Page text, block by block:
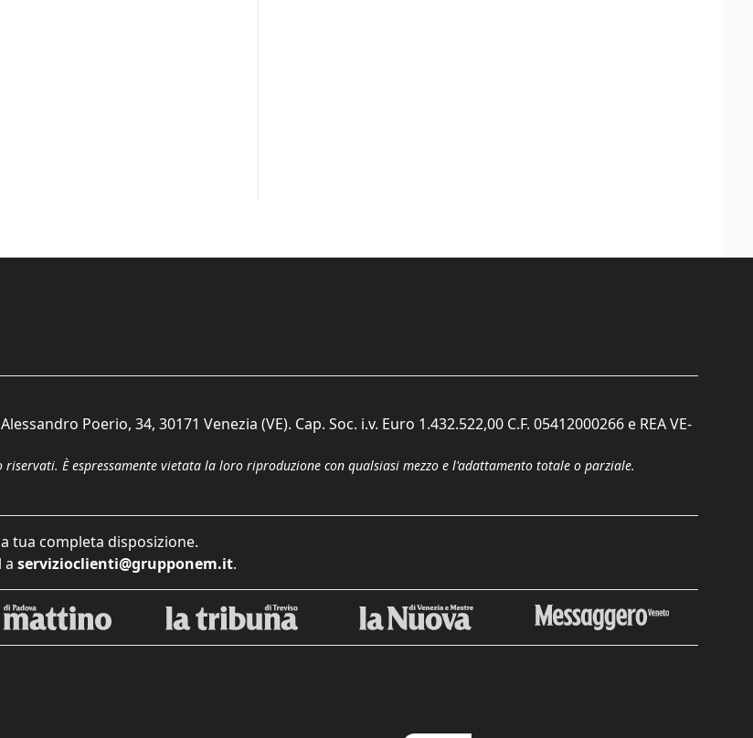
Poerio, 34, 30171 Venezia (VE). Cap. Soc. i.v. Euro 1.432.522,00 C.F. 05412000266 e REA VE-
È espressamente vietata la loro riproduzione con qualsiasi mezzo e l'adattamento totale o parziale.
tua completa disposizione.
a servizioclienti@grupponem.it.